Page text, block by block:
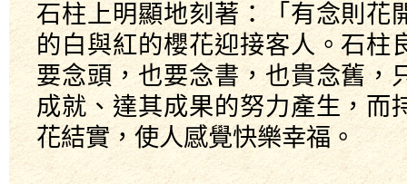
石柱上明顯地刻著：「有念則花
的白與紅的櫻花迎接客人。石柱
要念頭，也要念書，也貴念舊，
成就、達其成果的努力產生，而
花結實，使人感覺快樂幸福。